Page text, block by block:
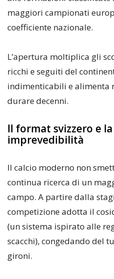
maggiori campionati
coefficiente nazionale.
L’apertura moltiplica gli
ricchi e seguiti del
indimenticabili e alimenta
durare decenni.
Il format svizzero e
imprevedibilità
Il calcio moderno non
continua ricerca di un
campo. A partire dalla
competizione adotta il
(un sistema ispirato alle
scacchi), congedando del
gironi.